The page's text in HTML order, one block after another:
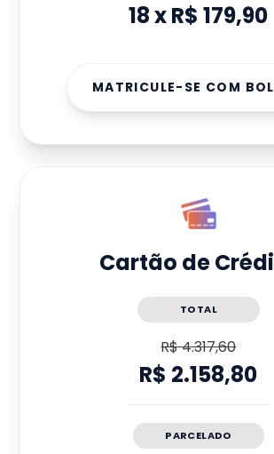
18xR$ 179,90
MATRICULE-SE COM
Cartão de
TOTAL
R$ 4.317,60
R$ 2.158,80
PARCELADO